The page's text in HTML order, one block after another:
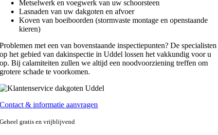
Metselwerk en voegwerk van uw schoorsteen
Lasnaden van uw dakgoten en afvoer
Koven van boeiboorden (stormvaste montage en openstaande
kieren)
Problemen met een van bovenstaande inspectiepunten? De specialisten
op het gebied van dakinspectie in Uddel lossen het vakkundig voor u
op. Bij calamiteiten zullen we altijd een noodvoorziening treffen om
grotere schade te voorkomen.
Contact & informatie aanvragen
Geheel gratis en vrijblijvend